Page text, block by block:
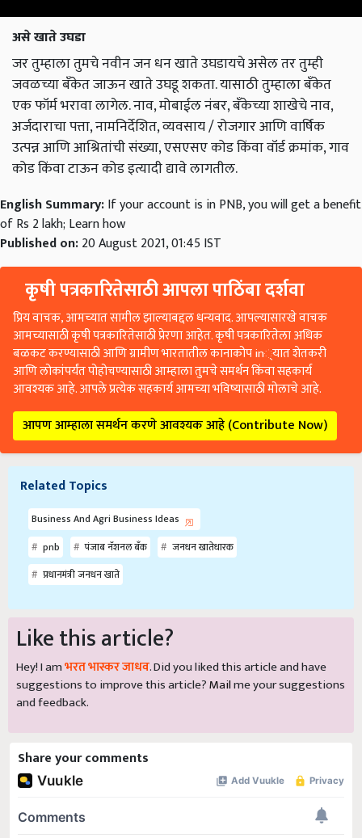
असे खाते उघडा
जर तुम्हाला तुमचे नवीन जन धन खाते उघडायचे असेल तर तुम्ही
जवळच्या बँकेत जाऊन खाते उघडू शकता. यासाठी तुम्हाला बँकेत
एक फॉर्म भरावा लागेल. नाव, मोबाईल नंबर, बँकेच्या शाखेचे नाव,
अर्जदाराचा पत्ता, नामनिर्देशित, व्यवसाय / रोजगार आणि वार्षिक
उत्पन्न आणि आश्रितांची संख्या, एसएसए कोड किंवा वॉर्ड क्रमांक, गाव
कोड किंवा टाऊन कोड इत्यादी द्यावे लागतील.
English Summary:If your account is in PNB, you will get a benefit
of Rs 2 lakh; Learn how
Published on:20 August 2021, 01:45 IST
कृषी पत्रकारितेसाठी आपला पाठिंबा दर्शवा
प्रिय वाचक, आमच्यात सामील झाल्याबद्दल धन्यवाद. आपल्यासारखे वाचक
आमच्यासाठी कृषी पत्रकारितेसाठी प्रेरणा आहेत. कृषी पत्रकारितेला अधिक
बळकट करण्यासाठी आणि ग्रामीण भारतातील कानाकोप in्यात शेतकरी
आणि लोकांपर्यंत पोहोचण्यासाठी आम्हाला तुमचे समर्थन किंवा सहकार्य
आवश्यक आहे. आपले प्रत्येक सहकार्य आमच्या भविष्यासाठी मोलाचे आहे.
आपण आम्हाला समर्थन करणे आवश्यक आहे (Contribute Now)
Related Topics
Business And Agri Business Ideas
pnb
पंजाब नॅशनल बँक
जनधन खातेधारक
प्रधानमंत्री जनधन खाते
Like this article?
Hey! I amभरत भास्कर जाधव. Did you liked this article and have
suggestions to improve this article?Mailme your suggestions
and feedback.
Share your comments